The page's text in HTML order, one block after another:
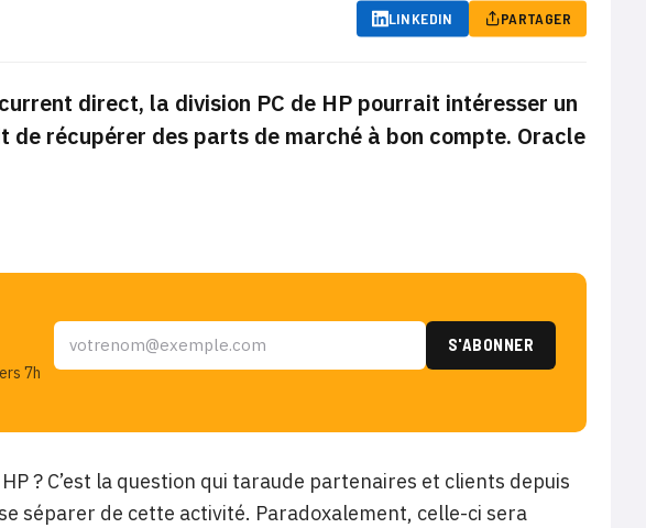
LINKEDIN PARTAGER
direct, la division PC de HP pourrait intéresser un
de récupérer des parts de marché à bon compte. Oracle
7h
? C’est la question qui taraude partenaires et clients depuis
séparer de cette activité. Paradoxalement, celle-ci sera